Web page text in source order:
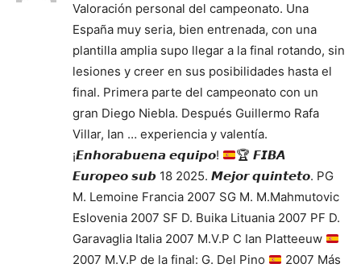
Valoración personal del campeonato. Una
España muy seria, bien entrenada, con una
plantilla amplia supo llegar a la final rotando, sin
lesiones y creer en sus posibilidades hasta el
final. Primera parte del campeonato con un
gran Diego Niebla. Después Guillermo Rafa
Villar, Ian … experiencia y valentía.
¡𝙀𝙣𝙝𝙤𝙧𝙖𝙗𝙪𝙚𝙣𝙖 𝙚𝙦𝙪𝙞𝙥𝙤!
🏆 𝙁𝙄𝘽𝘼
𝙀𝙪𝙧𝙤𝙥𝙚𝙤 𝙨𝙪𝙗 18 2025. 𝙈𝙚𝙟𝙤𝙧 𝙦𝙪𝙞𝙣𝙩𝙚𝙩𝙤. PG
M. Lemoine Francia 2007 SG M. M.Mahmutovic
Eslovenia 2007 SF D. Buika Lituania 2007 PF D.
Garavaglia Italia 2007 M.V.P C Ian Platteeuw
2007 M.V.P de la final: G. Del Pino
2007 Más